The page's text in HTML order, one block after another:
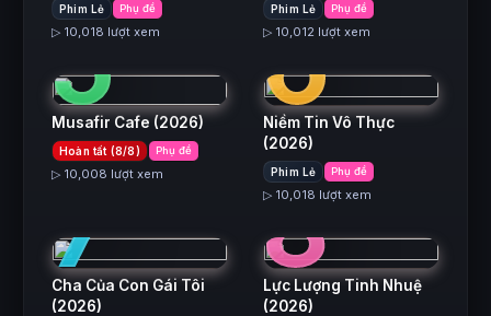
Phim Lẻ Phụ đề
▷ 10,018 lượt xem
Phim Lẻ Phụ đề
▷ 10,012 lượt xem
5
Musafir Cafe (2026)
Hoàn tất (8/8) Phụ đề
▷ 10,008 lượt xem
6
Niềm Tin Vô Thực
(2026)
Phim Lẻ Phụ đề
▷ 10,018 lượt xem
7
Cha Của Con Gái Tôi
(2026)
8
Lực Lượng Tinh Nhuệ
(2026)